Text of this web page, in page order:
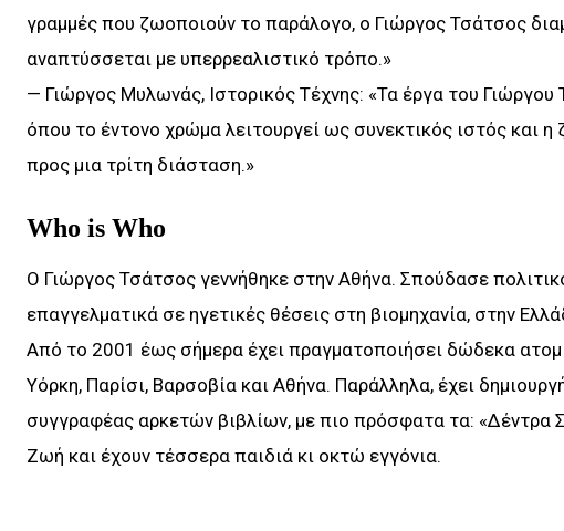
γραμμές που ζωοποιούν το παράλογο, ο Γιώργος Τσάτσος
αναπτύσσεται με υπερρεαλιστικό τρόπο.»
— Γιώργος Μυλωνάς, Ιστορικός Τέχνης: «Τα έργα του
όπου το έντονο χρώμα λειτουργεί ως συνεκτικός ιστός και
προς μια τρίτη διάσταση.»
Who is Who
Ο Γιώργος Τσάτσος γεννήθηκε στην Αθήνα. Σπούδασε
επαγγελματικά σε ηγετικές θέσεις στη βιομηχανία, στην
Από το 2001 έως σήμερα έχει πραγματοποιήσει δώδεκα
Υόρκη, Παρίσι, Βαρσοβία και Αθήνα. Παράλληλα, έχει
συγγραφέας αρκετών βιβλίων, με πιο πρόσφατα τα: «Δέντρα
Ζωή και έχουν τέσσερα παιδιά κι οκτώ εγγόνια.